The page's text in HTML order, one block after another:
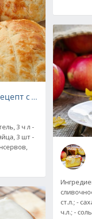
с фото
3 ч л -
3 шт -
ст.л.; -
ч.л.; -